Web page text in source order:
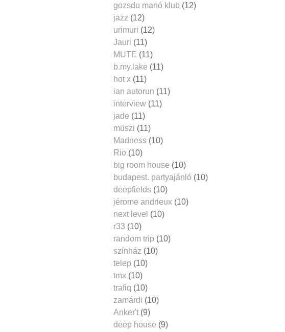
gozsdu manó klub (12)
jazz (12)
urimuri (12)
Jauri (11)
MUTE (11)
b.my.lake (11)
hot x (11)
ian autorun (11)
interview (11)
jade (11)
müszi (11)
Madness (10)
Rio (10)
big room house (10)
budapest. partyajánló (10)
deepfields (10)
jérome andrieux (10)
next level (10)
r33 (10)
random trip (10)
színház (10)
telep (10)
tmx (10)
trafiq (10)
zamárdi (10)
Anker't (9)
deep house (9)